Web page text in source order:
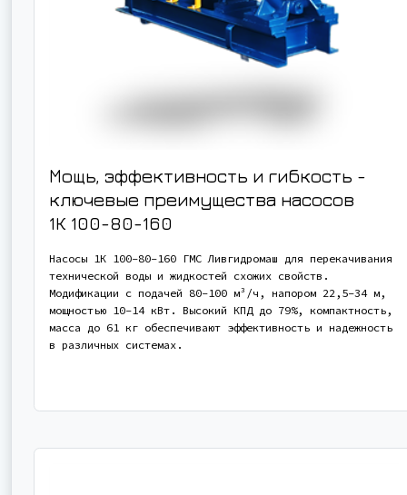
Мощь, эффективность и гибкость -
ключевые преимущества насосов
1К 100-80-160
Насосы 1К 100-80-160 ГМС Ливгидромаш для перекачивания
технической воды и жидкостей схожих свойств.
Модификации с подачей 80-100 м³/ч, напором 22,5-34 м,
мощностью 10-14 кВт. Высокий КПД до 79%, компактность,
масса до 61 кг обеспечивают эффективность и надежность
в различных системах.